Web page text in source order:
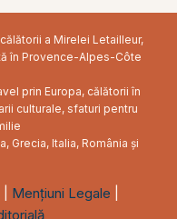
a Mirelei Letailleur,
în Provence-Alpes-Côte
prin Europa, călătorii în
culturale, sfaturi pentru
Grecia, Italia, România și
Mențiuni Legale